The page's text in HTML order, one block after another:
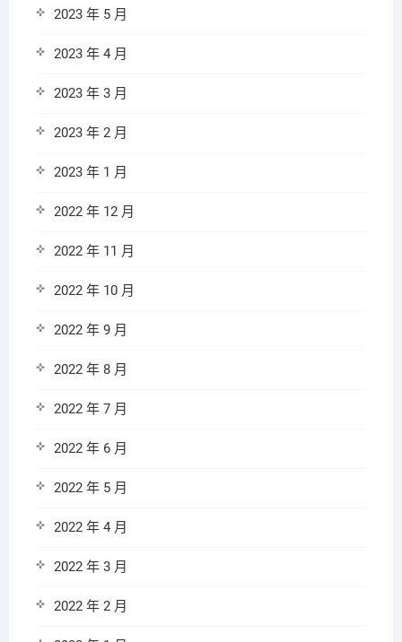
2023 年 5 月
2023 年 4 月
2023 年 3 月
2023 年 2 月
2023 年 1 月
2022 年 12 月
2022 年 11 月
2022 年 10 月
2022 年 9 月
2022 年 8 月
2022 年 7 月
2022 年 6 月
2022 年 5 月
2022 年 4 月
2022 年 3 月
2022 年 2 月